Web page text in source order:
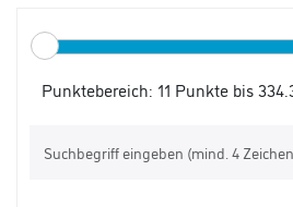
Punktebereich: 11 Punkte bis